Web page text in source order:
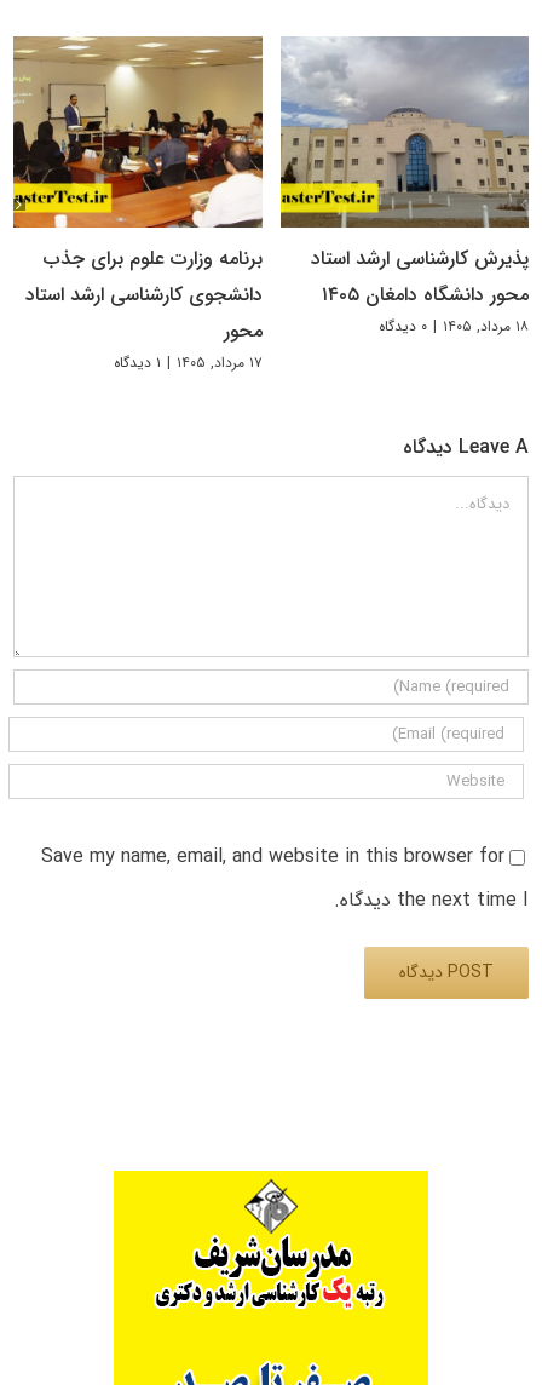
پذیرش کارشناسی ارشد استاد
محور دانشگاه دامغان ۱۴۰۵
۱۸ مرداد, ۱۴۰۵ | ۰ دیدگاه
برنامه وزارت علوم برای جذب
دانشجوی کارشناسی ارشد استاد
محور
۱۷ مرداد, ۱۴۰۵ | ۱ دیدگاه
Leave A دیدگاه
دیدگاه
Save my name, email, and website in this browser for
the next time I دیدگاه.